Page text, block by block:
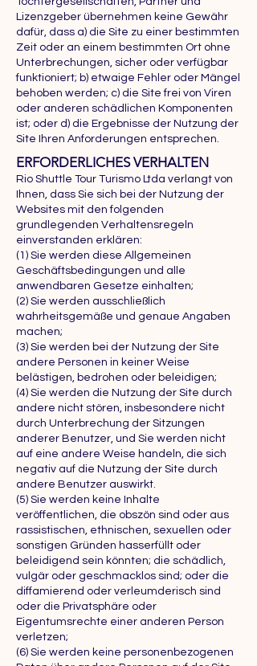
Lizenzgeber übernehmen keine Gewähr
dafür, dass a) die Site zu einer bestimmten
Zeit oder an einem bestimmten Ort ohne
Unterbrechungen, sicher oder verfügbar
funktioniert; b) etwaige Fehler oder Mängel
behoben werden; c) die Site frei von Viren
oder anderen schädlichen Komponenten
ist; oder d) die Ergebnisse der Nutzung der
Site Ihren Anforderungen entsprechen.
ERFORDERLICHES VERHALTEN
Rio Shuttle Tour Turismo Ltda verlangt von
Ihnen, dass Sie sich bei der Nutzung der
Websites mit den folgenden
grundlegenden Verhaltensregeln
einverstanden erklären:
(1) Sie werden diese Allgemeinen
Geschäftsbedingungen und alle
anwendbaren Gesetze einhalten;
(2) Sie werden ausschließlich
wahrheitsgemäße und genaue Angaben
machen;
(3) Sie werden bei der Nutzung der Site
andere Personen in keiner Weise
belästigen, bedrohen oder beleidigen;
(4) Sie werden die Nutzung der Site durch
andere nicht stören, insbesondere nicht
durch Unterbrechung der Sitzungen
anderer Benutzer, und Sie werden nicht
auf eine andere Weise handeln, die sich
negativ auf die Nutzung der Site durch
andere Benutzer auswirkt.
(5) Sie werden keine Inhalte
veröffentlichen, die obszön sind oder aus
rassistischen, ethnischen, sexuellen oder
sonstigen Gründen hasserfüllt oder
beleidigend sein könnten; die schädlich,
vulgär oder geschmacklos sind; oder die
diffamierend oder verleumderisch sind
oder die Privatsphäre oder
Eigentumsrechte einer anderen Person
verletzen;
(6) Sie werden keine personenbezogenen